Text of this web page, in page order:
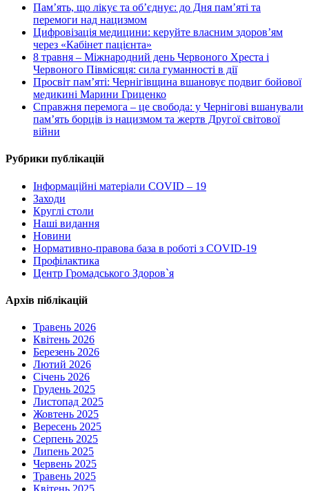
Пам’ять, що лікує та об’єднує: до Дня пам’яті та
перемоги над нацизмом
Цифровізація медицини: керуйте власним здоров’ям
через «Кабінет пацієнта»
8 травня – Міжнародний день Червоного Хреста і
Червоного Півмісяця: сила гуманності в дії
Просвіт пам’яті: Чернігівщина вшановує подвиг бойової
медикині Марини Гриценко
Справжня перемога – це свобода: у Чернігові вшанували
пам’ять борців із нацизмом та жертв Другої світової
війни
Рубрики публікацій
Інформаційні матеріали COVID – 19
Заходи
Круглі столи
Наші видання
Новини
Нормативно-правова база в роботі з COVID-19
Профілактика
Центр Громадського Здоров`я
Архів піблікацій
Травень 2026
Квітень 2026
Березень 2026
Лютий 2026
Січень 2026
Грудень 2025
Листопад 2025
Жовтень 2025
Вересень 2025
Серпень 2025
Липень 2025
Червень 2025
Травень 2025
Квітень 2025